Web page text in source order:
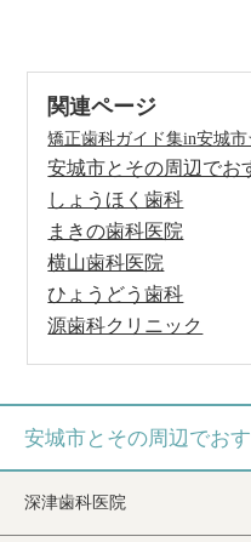
関連ページ
矯正歯科ガイド集in安城
安城市とその周辺でお
しょうほく歯科
まきの歯科医院
横山歯科医院
ひょうどう歯科
源歯科クリニック
安城市とその周辺でお
深津歯科医院